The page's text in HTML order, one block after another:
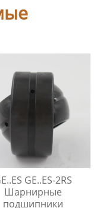
GE..ES-2RS
Шарнирные
подшипники